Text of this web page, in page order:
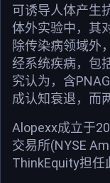
可诱导人体产生
体外实验中，其
除传染病领域外
经系统疾病，包
究认为，含
成认知衰退，而
Alopexx成立于
交易所(NYSE
ThinkEquity担任